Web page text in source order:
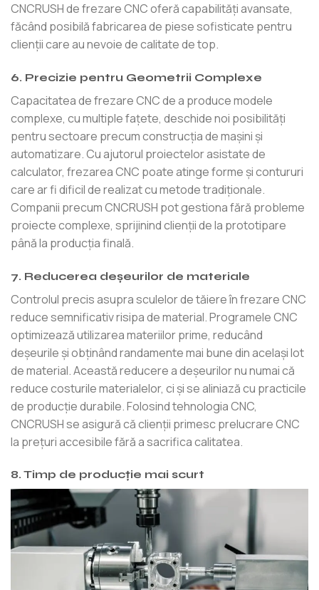
CNCRUSH de frezare CNC oferă capabilități avansate,
făcând posibilă fabricarea de piese sofisticate pentru
clienții care au nevoie de calitate de top.
6. Precizie pentru Geometrii Complexe
Capacitatea de frezare CNC de a produce modele
complexe, cu multiple fațete, deschide noi posibilități
pentru sectoare precum construcția de mașini și
automatizare. Cu ajutorul proiectelor asistate de
calculator, frezarea CNC poate atinge forme și contururi
care ar fi dificil de realizat cu metode tradiționale.
Companii precum CNCRUSH pot gestiona fără probleme
proiecte complexe, sprijinind clienții de la prototipare
până la producția finală.
7. Reducerea deșeurilor de materiale
Controlul precis asupra sculelor de tăiere în frezare CNC
reduce semnificativ risipa de material. Programele CNC
optimizează utilizarea materiilor prime, reducând
deșeurile și obținând randamente mai bune din același lot
de material. Această reducere a deșeurilor nu numai că
reduce costurile materialelor, ci și se aliniază cu practicile
de producție durabile. Folosind tehnologia CNC,
CNCRUSH se asigură că clienții primesc prelucrare CNC
la prețuri accesibile fără a sacrifica calitatea.
8. Timp de producție mai scurt